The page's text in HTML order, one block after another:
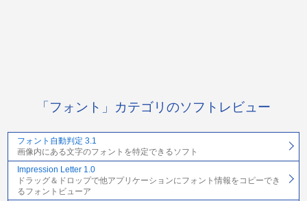
「フォント」カテゴリのソフトレビュー
フォント自動判定 3.1
画像内にある文字のフォントを特定できるソフト
Impression Letter 1.0
ドラッグ＆ドロップで他アプリケーションにフォント情報をコピーでき
るフォントビューア